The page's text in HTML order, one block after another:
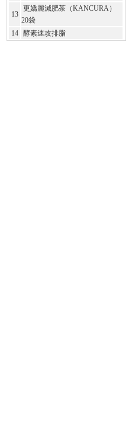
13
更嬌麗減肥茶（KANCURA）
20袋
14
酵素速攻排脂